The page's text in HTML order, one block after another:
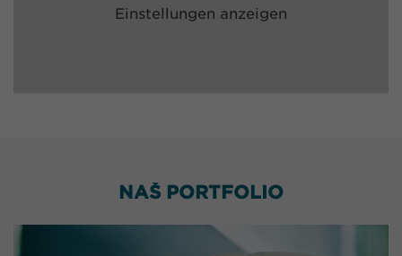
Einstellungen anzeigen
NAŠ PORTFOLIO